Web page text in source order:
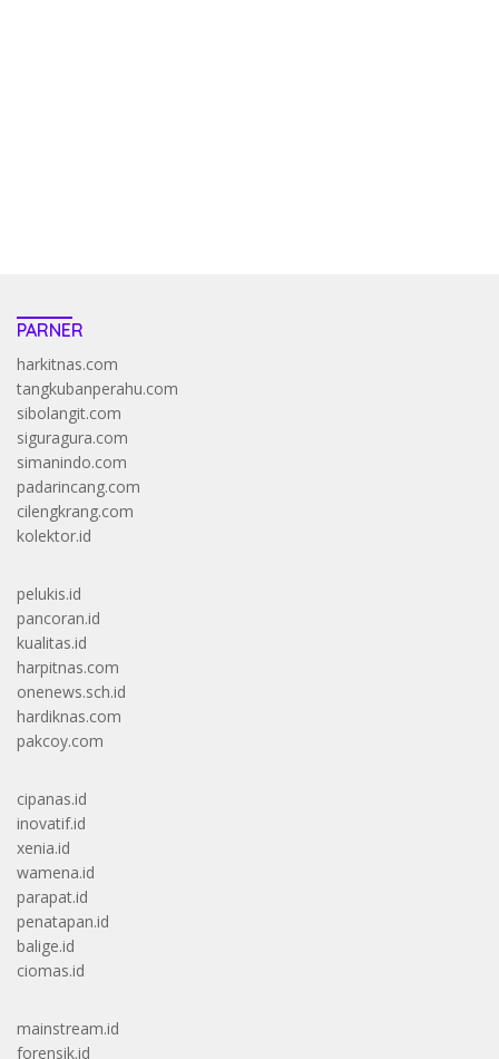
PARNER
harkitnas.com
tangkubanperahu.com
sibolangit.com
siguragura.com
simanindo.com
padarincang.com
cilengkrang.com
kolektor.id
pelukis.id
pancoran.id
kualitas.id
harpitnas.com
onenews.sch.id
hardiknas.com
pakcoy.com
cipanas.id
inovatif.id
xenia.id
wamena.id
parapat.id
penatapan.id
balige.id
ciomas.id
mainstream.id
forensik.id